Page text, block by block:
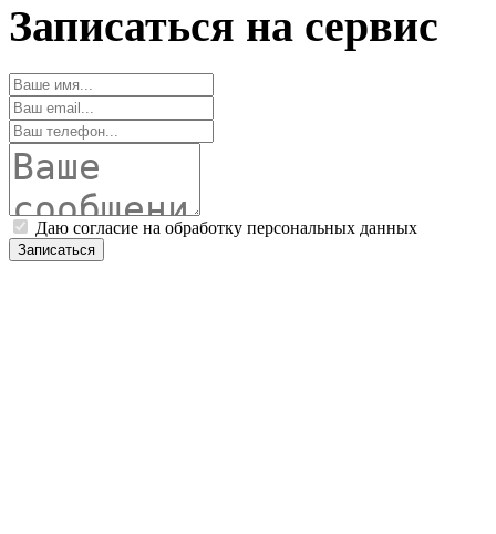
Записаться на сервис
Даю согласие на обработку персональных данных
Записаться